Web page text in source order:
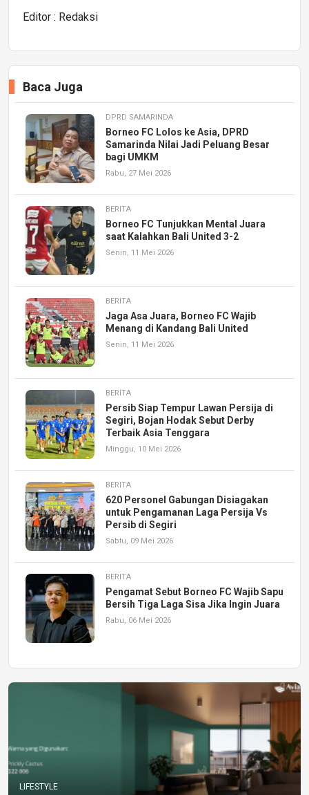
Editor : Redaksi
Baca Juga
DPRD SAMARINDA
Borneo FC Lolos ke Asia, DPRD
Samarinda Nilai Jadi Peluang Besar
bagi UMKM
Rabu, 27 Mei 2026
BERITA
Borneo FC Tunjukkan Mental Juara
saat Kalahkan Bali United 3-2
Senin, 11 Mei 2026
BERITA
Jaga Asa Juara, Borneo FC Wajib
Menang di Kandang Bali United
Senin, 11 Mei 2026
BERITA
Persib Siap Tempur Lawan Persija di
Segiri, Bojan Hodak Sebut Derby
Terbaik Asia Tenggara
Minggu, 10 Mei 2026
BERITA
620 Personel Gabungan Disiagakan
untuk Pengamanan Laga Persija Vs
Persib di Segiri
Sabtu, 09 Mei 2026
BERITA
Pengamat Sebut Borneo FC Wajib Sapu
Bersih Tiga Laga Sisa Jika Ingin Juara
Rabu, 06 Mei 2026
LIFESTYLE